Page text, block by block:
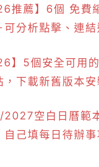
推薦】6個 免費
可分析點擊、連結
】5個安全可用
，下載新舊版本安
空白日曆範
自己填每日待辦